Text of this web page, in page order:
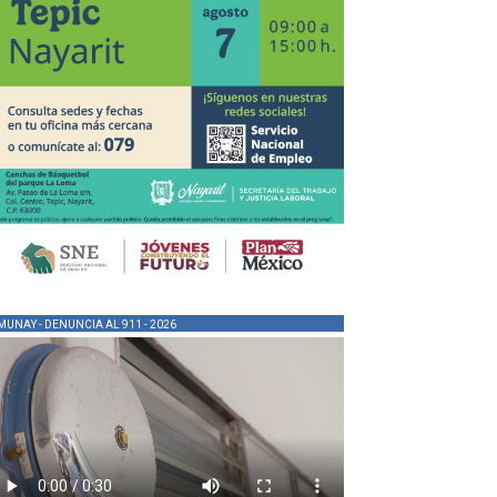
- DENUNCIA AL 911 - 2026